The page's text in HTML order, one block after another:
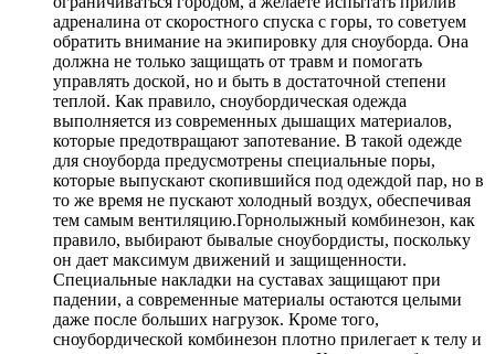
адреналина от скоростного спуска с горы, то советуем
обратить внимание на экипировку для сноуборда. Она
должна не только защищать от травм и помогать
управлять доской, но и быть в достаточной степени
теплой. Как правило, сноубордическая одежда
выполняется из современных дышащих материалов,
которые предотвращают запотевание. В такой одежде
для сноуборда предусмотрены специальные поры,
которые выпускают скопившийся под одеждой пар, но в
то же время не пускают холодный воздух, обеспечивая
тем самым вентиляцию.Горнолыжный комбинезон, как
правило, выбирают бывалые сноубордисты, поскольку
он дает максимум движений и защищенности.
Специальные накладки на суставах защищают при
падении, а современные материалы остаются целыми
даже после больших нагрузок. Кроме того,
сноубордической комбинезон плотно прилегает к телу и